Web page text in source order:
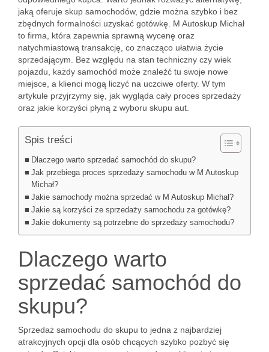
jaką oferuje skup samochodów, gdzie można szybko i bez
zbędnych formalności uzyskać gotówkę. M Autoskup Michał
to firma, która zapewnia sprawną wycenę oraz
natychmiastową transakcję, co znacząco ułatwia życie
sprzedającym. Bez względu na stan techniczny czy wiek
pojazdu, każdy samochód może znaleźć tu swoje nowe
miejsce, a klienci mogą liczyć na uczciwe oferty. W tym
artykule przyjrzymy się, jak wygląda cały proces sprzedaży
oraz jakie korzyści płyną z wyboru skupu aut.
Spis treści
Dlaczego warto sprzedać samochód do skupu?
Jak przebiega proces sprzedaży samochodu w M Autoskup
Michał?
Jakie samochody można sprzedać w M Autoskup Michał?
Jakie są korzyści ze sprzedaży samochodu za gotówkę?
Jakie dokumenty są potrzebne do sprzedaży samochodu?
Dlaczego warto
sprzedać samochód do
skupu?
Sprzedaż samochodu do skupu to jedna z najbardziej
atrakcyjnych opcji dla osób chcących szybko pozbyć się